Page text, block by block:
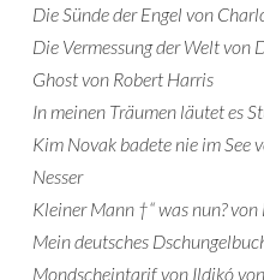
Die Sünde der Engel von
Die Vermessung der Welt von
Ghost von Robert Harris
In meinen Träumen läutet es
Kim Novak badete nie im See
Nesser
Kleiner Mann †“ was nun?
Mein deutsches
Mondscheintarif von Ildikó